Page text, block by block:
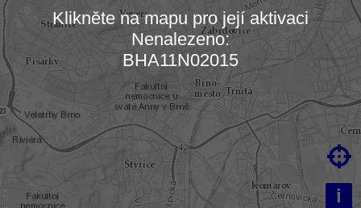
Načítám mapu…
i

Klikněte na mapu pro její aktivaci
Nenalezeno:
BHA11N02015